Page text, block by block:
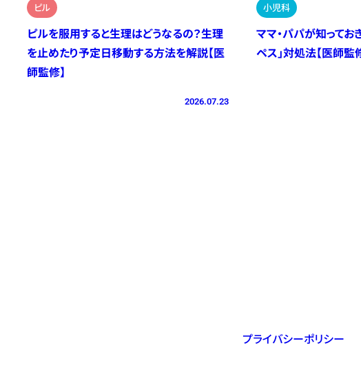
ピル
ピルを服用すると生理はどうなるの？生理
を止めたり予定日移動する方法を解説【医
師監修】
2026.07.23
小児科
ママ・パパが知ってお
ペス」対処法【医師監
プライバシーポリシー